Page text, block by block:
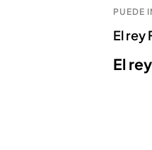
PUEDE
El rey
El